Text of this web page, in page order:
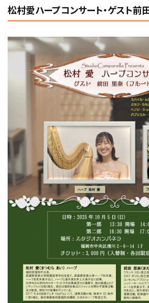
松村愛ハープコンサート・ゲスト前